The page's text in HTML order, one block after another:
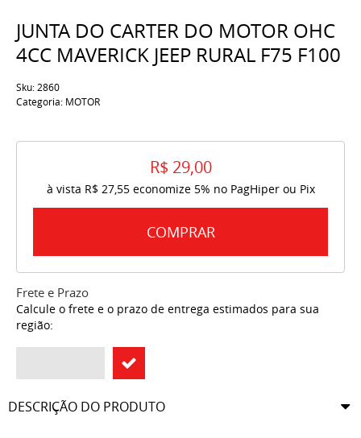
JUNTA DO CARTER DO MOTOR OHC
4CC MAVERICK JEEP RURAL F75 F100
Sku:2860
Categoria: MOTOR
R$ 29,00
à vista R$ 27,55economize 5% no PagHiper ou Pix
COMPRAR
Frete e Prazo
Calcule o frete e o prazo de entrega estimados para sua
região:
DESCRIÇÃO DO PRODUTO